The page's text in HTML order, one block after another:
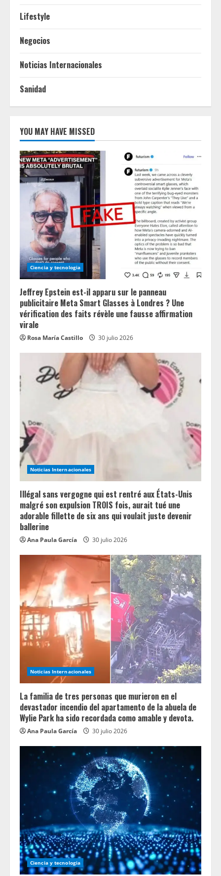
Lifestyle
Negocios
Noticias Internacionales
Sanidad
YOU MAY HAVE MISSED
Ciencia y tecnologia
Jeffrey Epstein est-il apparu sur le panneau
publicitaire Meta Smart Glasses à Londres ? Une
vérification des faits révèle une fausse affirmation
virale
Rosa María Castillo 30 julio 2026
Noticias Internacionales
Illégal sans vergogne qui est rentré aux États-Unis
malgré son expulsion TROIS fois, aurait tué une
adorable fillette de six ans qui voulait juste devenir
ballerine
Ana Paula García 30 julio 2026
Noticias Internacionales
La familia de tres personas que murieron en el
devastador incendio del apartamento de la abuela de
Wylie Park ha sido recordada como amable y devota.
Ana Paula García 30 julio 2026
Ciencia y tecnologia